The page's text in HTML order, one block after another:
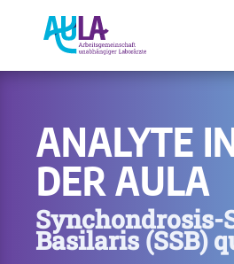
ANALYTE
DER AULA
Synchondrosis-
Basilaris (SSB)